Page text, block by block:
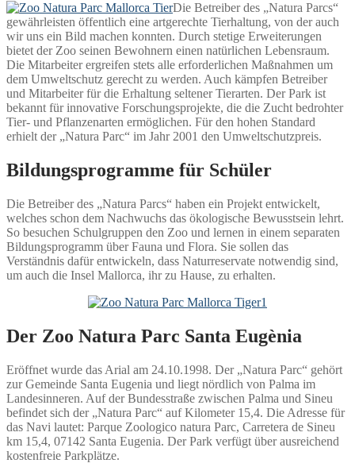
Die Betreiber des „Natura Parcs“
gewährleisten öffentlich eine artgerechte Tierhaltung, von der auch
wir uns ein Bild machen konnten. Durch stetige Erweiterungen
bietet der Zoo seinen Bewohnern einen natürlichen Lebensraum.
Die Mitarbeiter ergreifen stets alle erforderlichen Maßnahmen um
dem Umweltschutz gerecht zu werden. Auch kämpfen Betreiber
und Mitarbeiter für die Erhaltung seltener Tierarten. Der Park ist
bekannt für innovative Forschungsprojekte, die die Zucht bedrohter
Tier- und Pflanzenarten ermöglichen. Für den hohen Standard
erhielt der „Natura Parc“ im Jahr 2001 den Umweltschutzpreis.
Bildungsprogramme für Schüler
Die Betreiber des „Natura Parcs“ haben ein Projekt entwickelt,
welches schon dem Nachwuchs das ökologische Bewusstsein lehrt.
So besuchen Schulgruppen den Zoo und lernen in einem separaten
Bildungsprogramm über Fauna und Flora. Sie sollen das
Verständnis dafür entwickeln, dass Naturreservate notwendig sind,
um auch die Insel Mallorca, ihr zu Hause, zu erhalten.
Der Zoo Natura Parc Santa Eugènia
Eröffnet wurde das Arial am 24.10.1998. Der „Natura Parc“ gehört
zur Gemeinde Santa Eugenia und liegt nördlich von Palma im
Landesinneren. Auf der Bundesstraße zwischen Palma und Sineu
befindet sich der „Natura Parc“ auf Kilometer 15,4. Die Adresse für
das Navi lautet: Parque Zoologico natura Parc, Carretera de Sineu
km 15,4, 07142 Santa Eugenia. Der Park verfügt über ausreichend
kostenfreie Parkplätze.